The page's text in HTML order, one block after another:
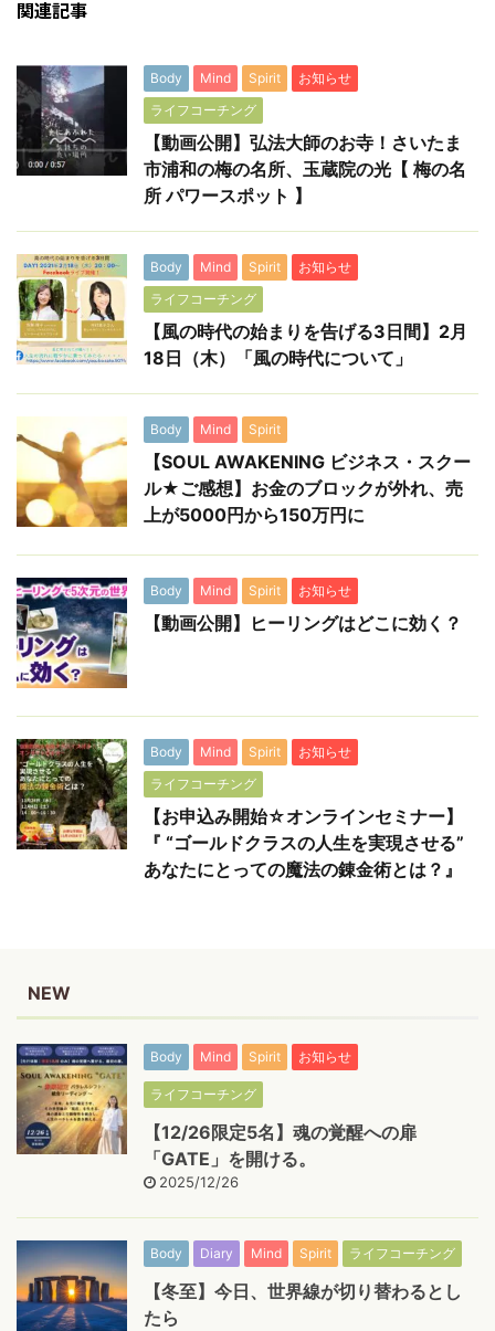
関連記事
Body Mind Spirit
お知らせ
ライフコーチング
【動画公開】弘法大師のお寺！さいたま
市浦和の梅の名所、玉蔵院の光【 梅の名
所 パワースポット 】
Body Mind Spirit
お知らせ
ライフコーチング
【風の時代の始まりを告げる3日間】2月
18日（木）「風の時代について」
Body Mind Spirit
【SOUL AWAKENING ビジネス・スクー
ル★ご感想】お金のブロックが外れ、売
上が5000円から150万円に
Body Mind Spirit お知らせ
【動画公開】ヒーリングはどこに効く？
Body Mind Spirit
お知らせ
ライフコーチング
【お申込み開始☆オンラインセミナー】
『 “ゴールドクラスの人生を実現させる”
あなたにとっての魔法の錬金術とは？』
NEW
Body Mind Spirit お知らせ
ライフコーチング
【12/26限定5名】魂の覚醒への扉
「GATE」を開ける。
2025/12/26
Body Diary Mind Spirit ライフコーチング
【冬至】今日、世界線が切り替わるとし
たら